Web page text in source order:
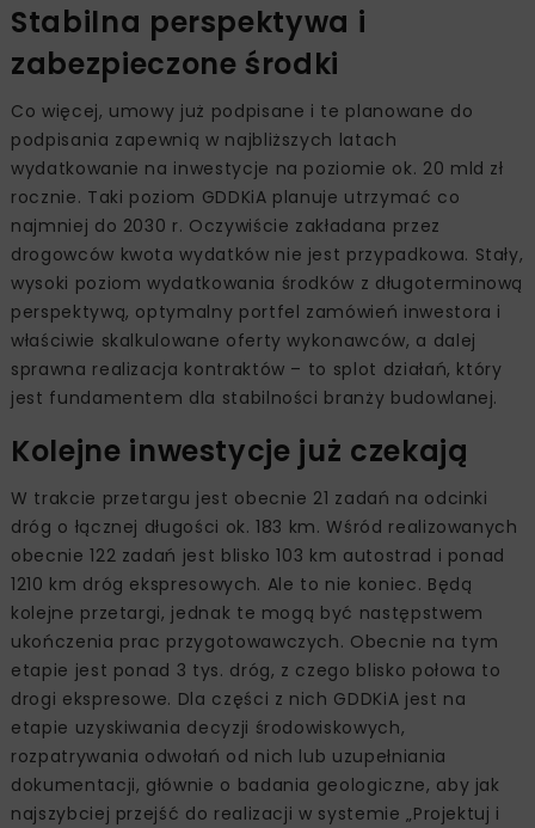
Stabilna perspektywa i
zabezpieczone środki
Co więcej, umowy już podpisane i te planowane do
podpisania zapewnią w najbliższych latach
wydatkowanie na inwestycje na poziomie ok. 20 mld zł
rocznie. Taki poziom GDDKiA planuje utrzymać co
najmniej do 2030 r. Oczywiście zakładana przez
drogowców kwota wydatków nie jest przypadkowa. Stały,
wysoki poziom wydatkowania środków z długoterminową
perspektywą, optymalny portfel zamówień inwestora i
właściwie skalkulowane oferty wykonawców, a dalej
sprawna realizacja kontraktów – to splot działań, który
jest fundamentem dla stabilności branży budowlanej.
Kolejne inwestycje już czekają
W trakcie przetargu jest obecnie 21 zadań na odcinki
dróg o łącznej długości ok. 183 km. Wśród realizowanych
obecnie 122 zadań jest blisko 103 km autostrad i ponad
1210 km dróg ekspresowych. Ale to nie koniec. Będą
kolejne przetargi, jednak te mogą być następstwem
ukończenia prac przygotowawczych. Obecnie na tym
etapie jest ponad 3 tys. dróg, z czego blisko połowa to
drogi ekspresowe. Dla części z nich GDDKiA jest na
etapie uzyskiwania decyzji środowiskowych,
rozpatrywania odwołań od nich lub uzupełniania
dokumentacji, głównie o badania geologiczne, aby jak
najszybciej przejść do realizacji w systemie „Projektuj i